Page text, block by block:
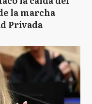
la marcha
Privada